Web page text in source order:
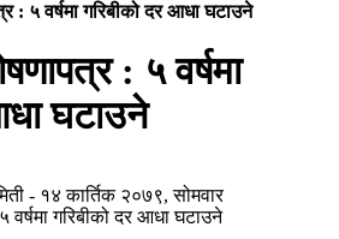
: ५ वर्षमा गरिबीको दर आधा घटाउने
: ५ वर्षमा
घटाउने
- १४ कार्तिक २०७९, सोमवार